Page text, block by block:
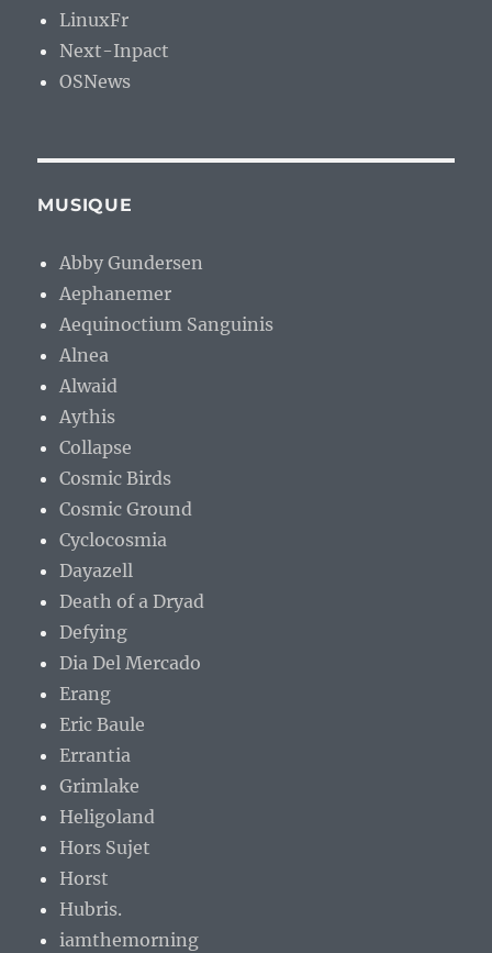
LinuxFr
Next-Inpact
OSNews
MUSIQUE
Abby Gundersen
Aephanemer
Aequinoctium Sanguinis
Alnea
Alwaid
Aythis
Collapse
Cosmic Birds
Cosmic Ground
Cyclocosmia
Dayazell
Death of a Dryad
Defying
Dia Del Mercado
Erang
Eric Baule
Errantia
Grimlake
Heligoland
Hors Sujet
Horst
Hubris.
iamthemorning